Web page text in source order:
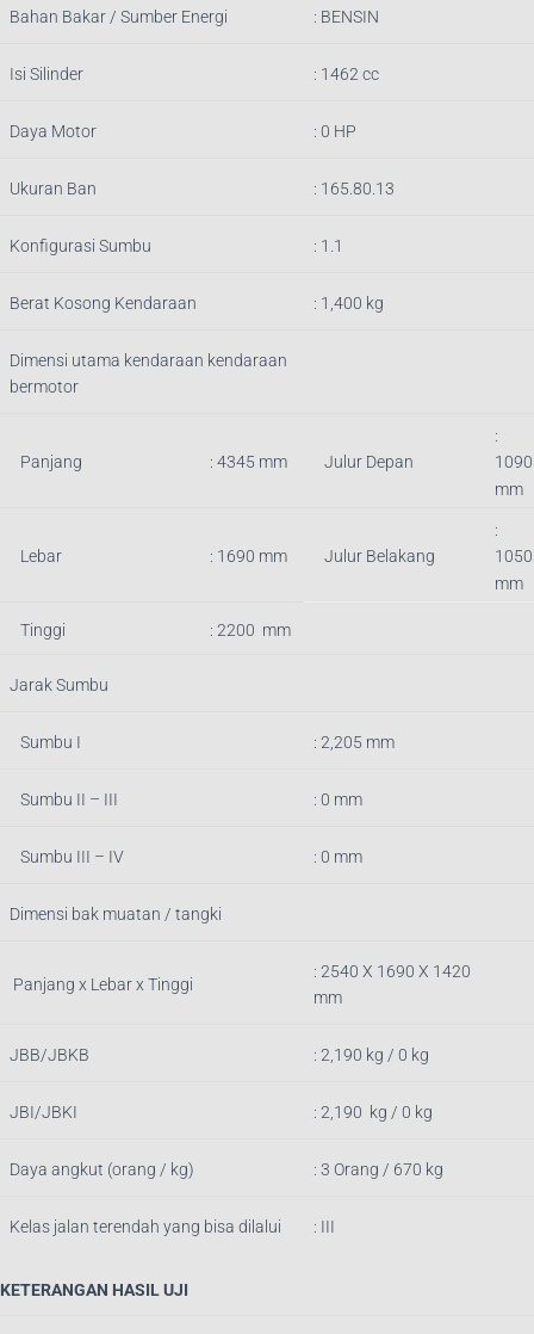
Bahan Bakar / Sumber Energi : BENSIN
Isi Silinder : 1462 cc
Daya Motor : 0 HP
Ukuran Ban : 165.80.13
Konfigurasi Sumbu : 1.1
Berat Kosong Kendaraan : 1,400 kg
Dimensi utama kendaraan kendaraan
bermotor
Panjang : 4345 mm Julur Depan
:
1090
mm
Lebar : 1690 mm Julur Belakang
:
1050
mm
Tinggi : 2200 mm
Jarak Sumbu
Sumbu I : 2,205 mm
Sumbu II – III : 0 mm
Sumbu III – IV : 0 mm
Dimensi bak muatan / tangki
Panjang x Lebar x Tinggi
: 2540 X 1690 X 1420
mm
JBB/JBKB : 2,190 kg / 0 kg
JBI/JBKI : 2,190 kg / 0 kg
Daya angkut (orang / kg) : 3 Orang / 670 kg
Kelas jalan terendah yang bisa dilalui : III
KETERANGAN HASIL UJI